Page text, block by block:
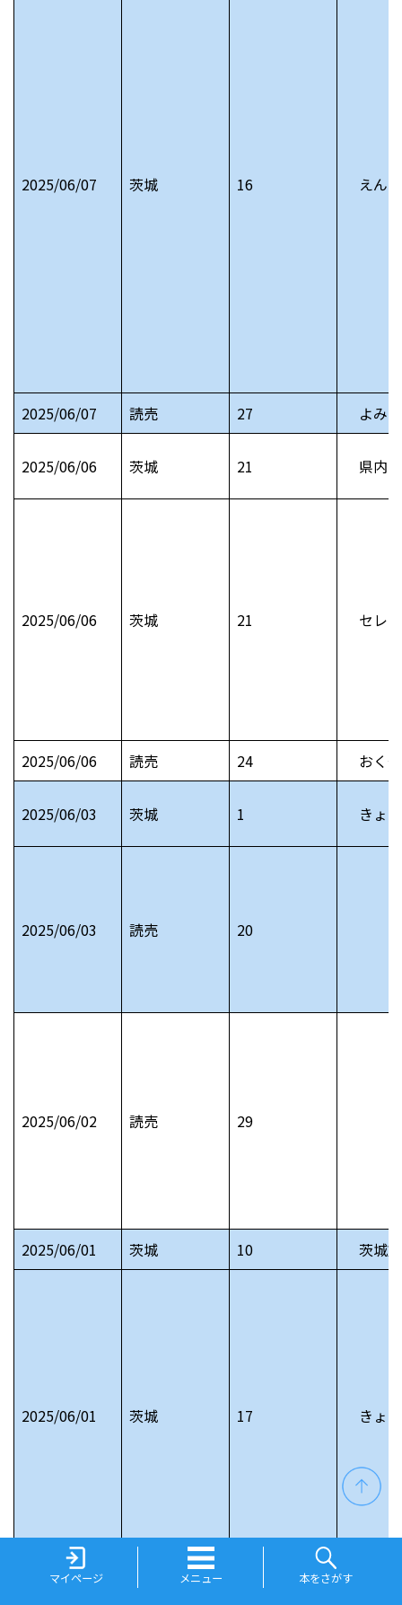
マイページ メニュー 本をさがす
2025/06/07 茨城 16 えん
2025/06/07 読売 27 よみ
2025/06/06 茨城 21 県内
2025/06/06 茨城 21 セレ
2025/06/06 読売 24 おく
2025/06/03 茨城 1 きょ
2025/06/03 読売 20
2025/06/02 読売 29
2025/06/01 茨城 10 茨城
2025/06/01 茨城 17 きょ